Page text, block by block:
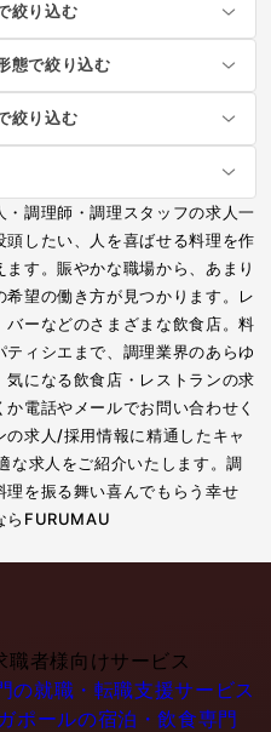
絞り込む
態で絞り込む
絞り込む
調理師・調理スタッフの求人一
したい、人を喜ばせる料理を作
す。賑やかな職場から、あまり
望の働き方が見つかります。レ
ーなどのさまざまな飲食店。料
ィシエまで、調理業界のあらゆ
になる飲食店・レストランの求
電話やメールでお問い合わせく
求人/採用情報に精通したキャ
な求人をご紹介いたします。調
を振る舞い喜んでもらう幸せ
らFURUMAU
者様向けサービス
の就職・転職支援サービス
ールの宿泊・飲食専門